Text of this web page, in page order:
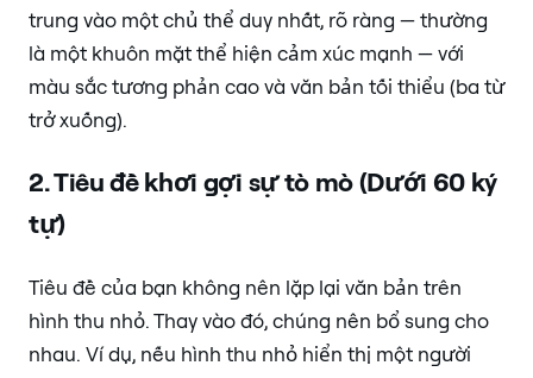
trung vào một chủ thể duy nhất, rõ ràng — thường
là một khuôn mặt thể hiện cảm xúc mạnh — với
màu sắc tương phản cao và văn bản tối thiểu (ba từ
trở xuống).
2. Tiêu đề khơi gợi sự tò mò (Dưới 60 ký
tự)
Tiêu đề của bạn không nên lặp lại văn bản trên
hình thu nhỏ. Thay vào đó, chúng nên bổ sung cho
nhau. Ví dụ, nếu hình thu nhỏ hiển thị một người